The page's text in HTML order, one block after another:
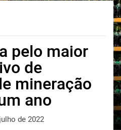
pelo maior
de
mineração
ano
de 2022